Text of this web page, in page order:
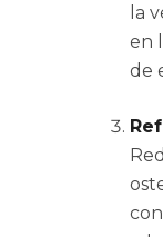
la
en
de